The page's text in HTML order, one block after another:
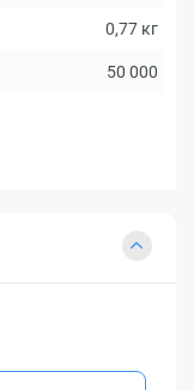
0,77 кг
50 000